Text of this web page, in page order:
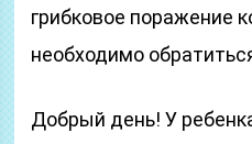
грибковое поражение
необходимо
Добрый день! У